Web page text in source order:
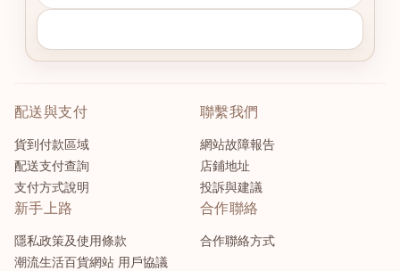
配送與支付
貨到付款區域
配送支付查詢
支付方式說明
聯繫我們
網站故障報告
店鋪地址
投訴與建議
新手上路
隱私政策及使用條款
潮流生活百貨網站 用戶協議
合作聯絡
合作聯絡方式